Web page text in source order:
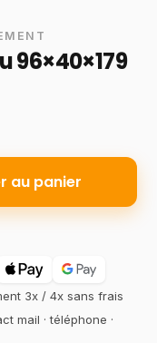
96×40×179
au panier
3x / 4x sans frais
mail · téléphone ·